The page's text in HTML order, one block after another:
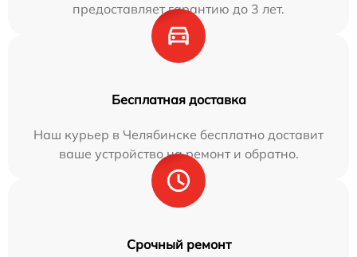
предоставляет гарантию до 3 лет.
Бесплатная доставка
Наш курьер в Челябинске бесплатно доставит
ваше устройство на ремонт и обратно.
Срочный ремонт